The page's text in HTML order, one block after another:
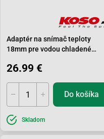
Adaptér na snímač teploty
18mm pre vodou chladené
26.99 €
Do košíka
Skladom